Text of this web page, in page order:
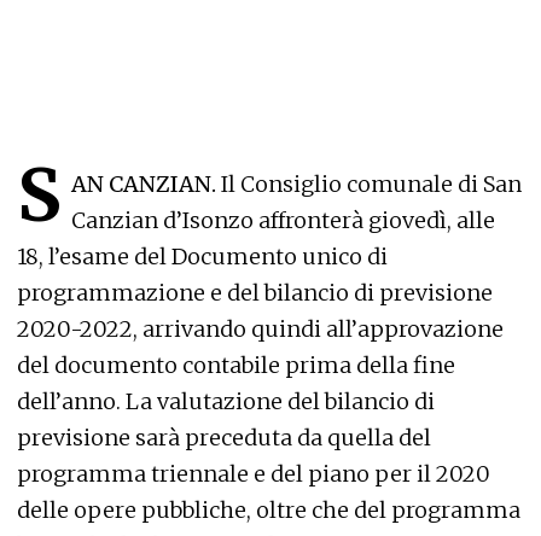
S AN CANZIAN. Il Consiglio comunale di San
Canzian d’Isonzo affronterà giovedì, alle
18, l’esame del Documento unico di
programmazione e del bilancio di previsione
2020-2022, arrivando quindi all’approvazione
del documento contabile prima della fine
dell’anno. La valutazione del bilancio di
previsione sarà preceduta da quella del
programma triennale e del piano per il 2020
delle opere pubbliche, oltre che del programma